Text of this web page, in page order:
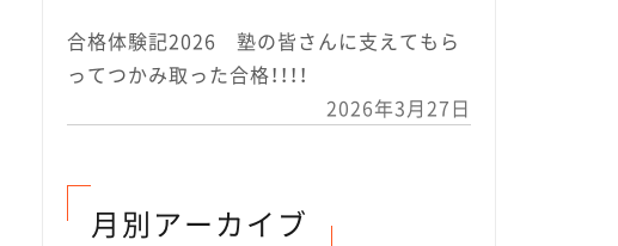
合格体験記2026 塾の皆さんに支えてもら
ってつかみ取った合格！！！！
2026年3月27日
月別アーカイブ